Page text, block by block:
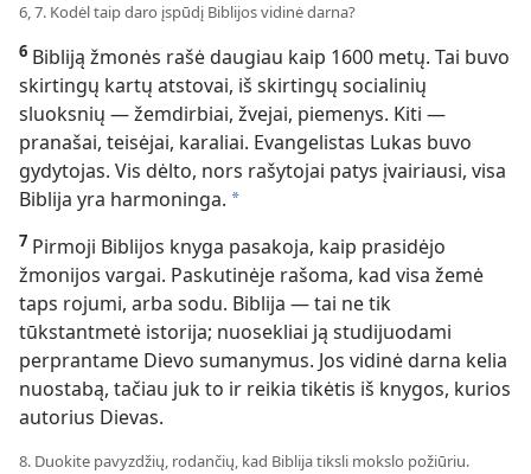
6, 7. Kodėl taip daro įspūdį Biblijos vidinė darna?
6 Bibliją žmonės rašė daugiau kaip 1600 metų. Tai buvo
skirtingų kartų atstovai, iš skirtingų socialinių
sluoksnių — žemdirbiai, žvejai, piemenys. Kiti —
pranašai, teisėjai, karaliai. Evangelistas Lukas buvo
gydytojas. Vis dėlto, nors rašytojai patys įvairiausi, visa
Biblija yra harmoninga. a
7 Pirmoji Biblijos knyga pasakoja, kaip prasidėjo
žmonijos vargai. Paskutinėje rašoma, kad visa žemė
taps rojumi, arba sodu. Biblija — tai ne tik
tūkstantmetė istorija; nuosekliai ją studijuodami
perprantame Dievo sumanymus. Jos vidinė darna kelia
nuostabą, tačiau juk to ir reikia tikėtis iš knygos, kurios
autorius Dievas.
8. Duokite pavyzdžių, rodančių, kad Biblija tiksli mokslo požiūriu.